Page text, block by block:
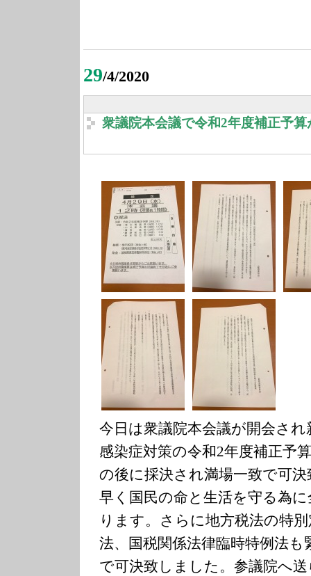
29/4/2020
衆議院本会議で令和2年度補正予算
今日は衆議院本会議が開会さ
感染症対策の令和2年度補正予
の後に採決され満場一致で可
早く国民の命と生活を守る為
ります。さらに地方税法の特
法、国税関係法律臨時特例法も
で可決致しました。参議院へ